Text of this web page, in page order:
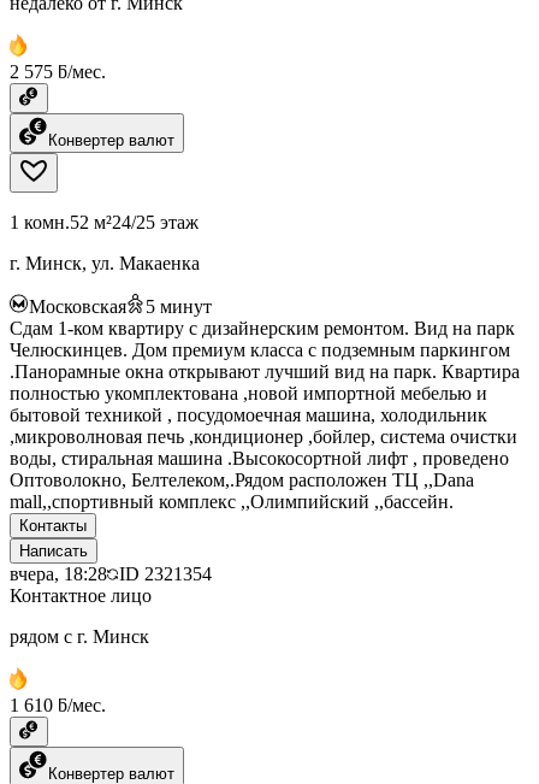
2 575 ƃ/мес.
Конвертер валют
1 комн.52 м²24/25 этаж
г. Минск, ул. Макаенка
Московская 5 минут
Сдам 1-ком квартиру с дизайнерским ремонтом. Вид на парк
Челюскинцев. Дом премиум класса с подземным паркингом
.Панорамные окна открывают лучший вид на парк. Квартира
полностью укомплектована ,новой импортной мебелью и
бытовой техникой , посудомоечная машина, холодильник
,микроволновая печь ,кондиционер ,бойлер, система очистки
воды, стиральная машина .Высокосортной лифт , проведено
Оптоволокно, Белтелеком,.Рядом расположен ТЦ ,,Dana
mall,,спортивный комплекс ,,Олимпийский ,,бассейн.
Контакты
Написать
вчера, 18:28 ID 2321354
Контактное лицо
рядом с г. Минск
1 610 ƃ/мес.
Конвертер валют